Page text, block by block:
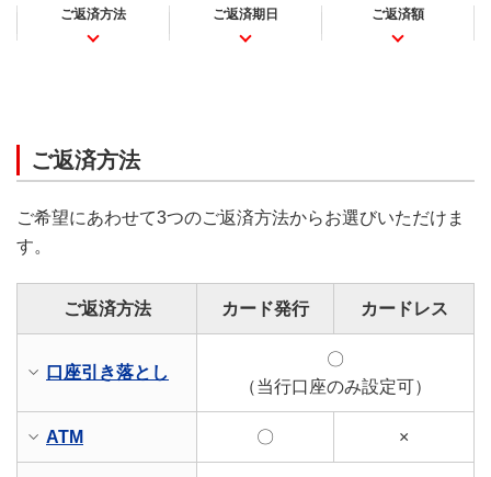
ご返済方法 ご返済期日 ご返済額
ご返済方法
ご希望にあわせて3つのご返済方法からお選びいただけま
す。
ご返済方法 カード発行 カードレス
口座引き落とし
〇
（当行口座のみ設定可）
ATM 〇 ×